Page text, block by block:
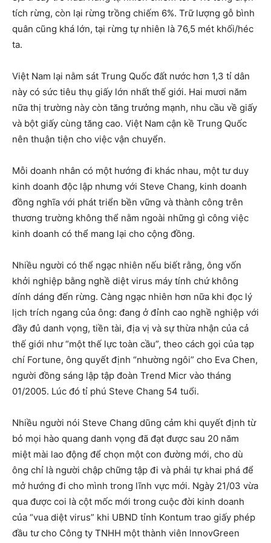
tích rừng, còn lại rừng trồng chiếm 6%. Trữ lượng gỗ bình
quân cũng khá lớn, tại rừng tự nhiên là 76,5 mét khối/héc
ta.
Việt Nam lại nằm sát Trung Quốc đất nước hơn 1,3 tỉ dân
này có sức tiêu thụ giấy lớn nhất thế giới. Hai mươi năm
nữa thị trường này còn tăng trưởng mạnh, nhu cầu về giấy
và bột giấy cùng tăng cao. Việt Nam cận kề Trung Quốc
nên thuận tiện cho việc vận chuyển.
Mỗi doanh nhân có một hướng đi khác nhau, một tư duy
kinh doanh độc lập nhưng với Steve Chang, kinh doanh
đồng nghĩa với phát triển bền vững và thành công trên
thương trường không thể nằm ngoài những gì công việc
kinh doanh có thể mang lại cho cộng đồng.
Nhiều người có thể ngạc nhiên nếu biết rằng, ông vốn
khởi nghiệp bằng nghề diệt virus máy tính chứ không
dính dáng đến rừng. Càng ngạc nhiên hơn nữa khi đọc lý
lịch trích ngang của ông: đang ở đỉnh cao nghề nghiệp với
đầy đủ danh vọng, tiền tài, địa vị và sự thừa nhận của cả
thế giới như “một thế lực toàn cầu”, theo cách gọi của tạp
chí Fortune, ông quyết định “nhường ngôi” cho Eva Chen,
người đồng sáng lập tập đoàn Trend Micr vào tháng
01/2005. Lúc đó tỉ phú Steve Chang 54 tuổi.
Nhiều người nói Steve Chang dũng cảm khi quyết định từ
bỏ mọi hào quang danh vọng đã đạt được sau 20 năm
miệt mài lao động để chọn một con đường mới, cho dù
ông chỉ là người chập chững tập đi và phải tự khai phá để
mở hướng đi cho mình trong lĩnh vực mới. Ngày 21/03 vừa
qua được coi là cột mốc mới trong cuộc đời kinh doanh
của “vua diệt virus” khi UBND tỉnh Kontum trao giấy phép
đầu tư cho Công ty TNHH một thành viên lnnovGreen